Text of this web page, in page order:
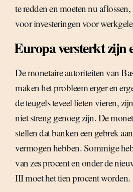
te redden en moeten nu
voor investeringen voor
Europa versterkt zijn
De monetaire autoriteiten van
maken het probleem erger en
de teugels teveel lieten vieren,
niet streng genoeg zijn. De
stellen dat banken een gebrek
vermogen hebben. Sommige
van zes procent en onder de
III moet het tien procent worden.